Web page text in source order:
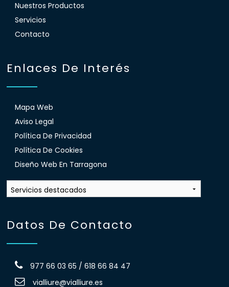
Nuestros Productos
Servicios
Contacto
Enlaces De Interés
Mapa Web
Aviso Legal
Política De Privacidad
Política De Cookies
Diseño Web En Tarragona
Datos De Contacto
977 66 03 65 / 618 66 84 47
vialliure@vialliure.es